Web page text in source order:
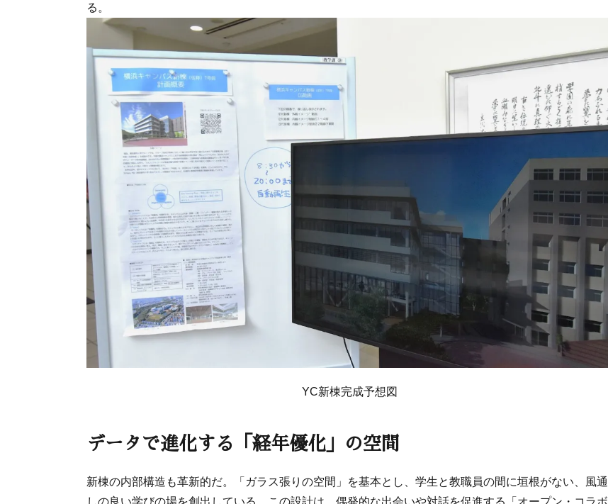
る。
YC新棟完成予想図
データで進化する「経年優化」の空間
新棟の内部構造も革新的だ。「ガラス張りの空間」を基本とし、学生と教職員の間に垣根がない、風通